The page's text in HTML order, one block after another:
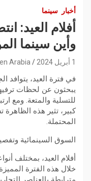
أخبار سينما
أفلام العيد:
وأين سينما
1 أبريل 2024 Arabia
في فترة العيد، يتوافد
يبحثون عن لحظات
للتسلية والمتعة. ومع
كبير، تثير هذه الظاهرة
المحتملة.
السوق السينمائية
أفلام العيد، بمختلف
خلال هذه الفترة